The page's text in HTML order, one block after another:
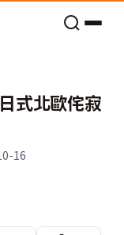
式北歐侘寂
16